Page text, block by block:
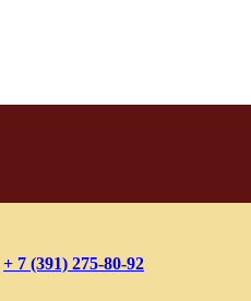
+ 7 (391) 275-80-92